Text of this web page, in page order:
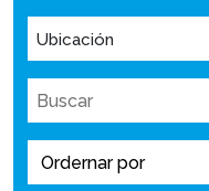
Ubicación